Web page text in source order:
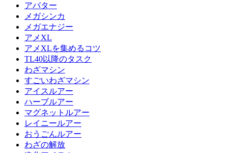
アバター
メガシンカ
メガエナジー
アメXL
アメXLを集めるコツ
TL40以降のタスク
わざマシン
すごいわざマシン
アイスルアー
ハーブルアー
マグネットルアー
レイニールアー
おうごんルアー
わざの解放